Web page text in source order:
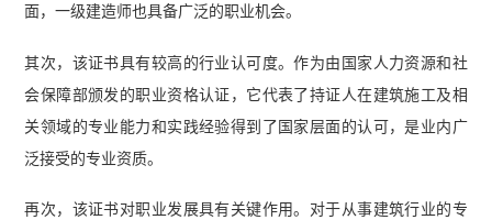
面，一级建造师也具备广泛的职业机会。
其次，该证书具有较高的行业认可度。作为由国家人力资源和社
会保障部颁发的职业资格认证，它代表了持证人在建筑施工及相
关领域的专业能力和实践经验得到了国家层面的认可，是业内广
泛接受的专业资质。
再次，该证书对职业发展具有关键作用。对于从事建筑行业的专